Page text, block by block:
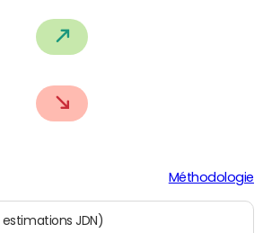
Méthodologie
JDN)